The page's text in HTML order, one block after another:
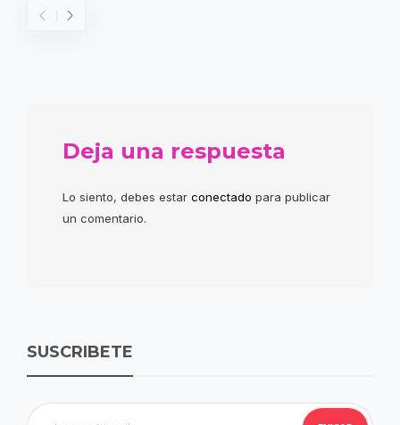
Deja una respuesta
Lo siento, debes estar conectado para publicar
un comentario.
SUSCRIBETE